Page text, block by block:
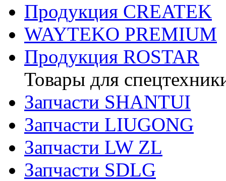
Продукция CREATEK
WAYTEKO PREMIUM
Продукция ROSTAR
Товары для
Запчасти SHANTUI
Запчасти LIUGONG
Запчасти LW ZL
Запчасти SDLG